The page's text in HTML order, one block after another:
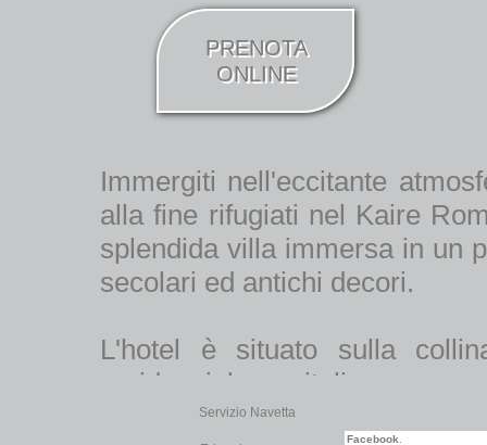
PRENOTA
ONLINE
Immergiti nell'eccitante
alla fine rifugiati nel Kaire
splendida villa immersa in un
secolari ed antichi decori.
L'hotel è situato sulla
residenziale capitolina, a
Centro storico, facilmente
Servizio Navetta
Facebook